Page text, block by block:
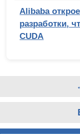
Alibaba
разработки,
CUDA